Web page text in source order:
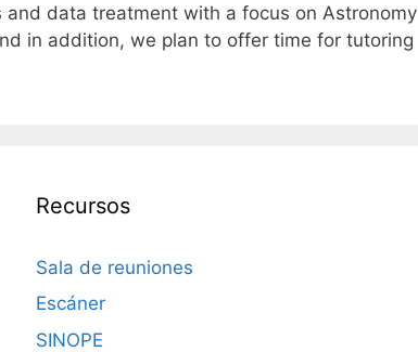
data treatment with a focus on Astronomy
in addition, we plan to offer time for tutoring
Recursos
Sala de reuniones
Escáner
SINOPE